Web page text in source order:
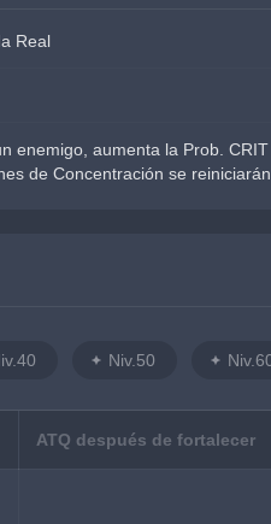
Real
enemigo, aumenta la Prob.
de Concentración se reiniciarán.
Niv.50
ATQ después de fortalecer